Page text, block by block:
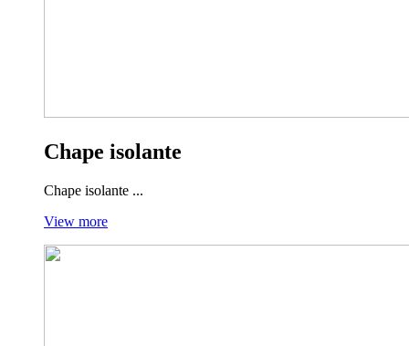
Chape isolante
Chape isolante ...
View more